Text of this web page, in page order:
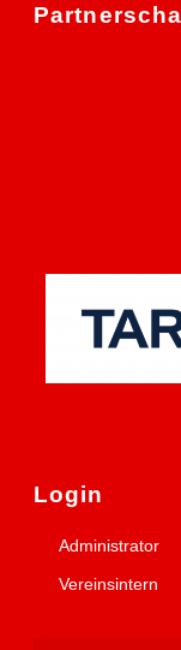
Login
Administrator
Vereinsintern